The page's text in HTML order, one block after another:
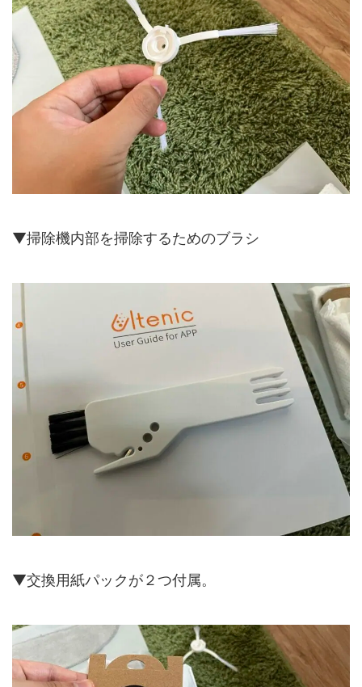
▼掃除機内部を掃除するためのブラシ
▼交換用紙パックが２つ付属。